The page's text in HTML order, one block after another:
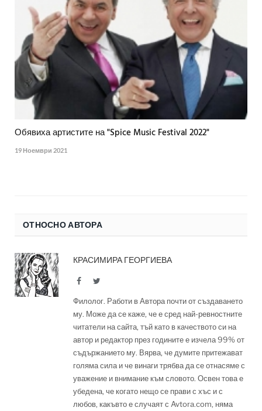
Обявиха артистите на "Spice Music Festival 2022"
19 Ноември 2021
ОТНОСНО АВТОРА
КРАСИМИРА ГЕОРГИЕВА
FacebookTwitter
Филолог. Работи в Автора почти от създаването
му. Може да се каже, че е сред най-ревностните
читатели на сайта, тъй като в качеството си на
автор и редактор през годините е изчела 99% от
съдържанието му. Вярва, че думите притежават
голяма сила и че винаги трябва да се отнасяме с
уважение и внимание към словото. Освен това е
убедена, че когато нещо се прави с хъс и с
любов, какъвто е случаят с Avtora.com, няма